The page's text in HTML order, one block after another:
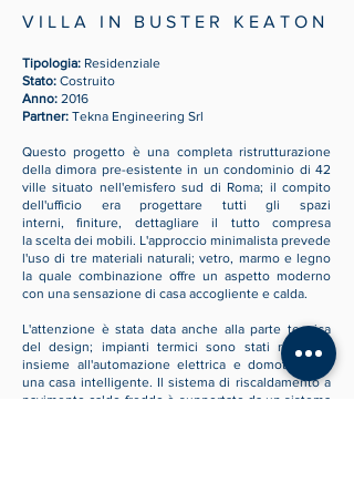
V I L L A I N B U S T E R K E A T O N
Tipologia: Residenziale
Stato: Costruito
Anno: 2016
Partner: Tekna Engineering Srl
Questo progetto è una completa ristrutturazione
della dimora pre-esistente in un condominio di 42
ville situato nell'emisfero sud di Roma; il compito
dell'ufficio era progettare tutti gli spazi
interni, finiture, dettagliare il tutto compresa
la scelta dei mobili. L'approccio minimalista prevede
l'uso di tre materiali naturali; vetro, marmo e legno
la quale combinazione offre un aspetto moderno
con una sensazione di casa accogliente e calda.
L'attenzione è stata data anche alla parte tecnica
del design; impianti termici sono stati realizzati
insieme all'automazione elettrica e domotica per
una casa intelligente. Il sistema di riscaldamento a
pavimento caldo-freddo è supportato da un sistema